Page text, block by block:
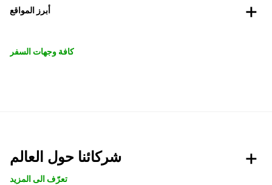
أبرز المواقع
كافة وجهات السفر
شركائنا حول العالم
تعرّف الى المزيد